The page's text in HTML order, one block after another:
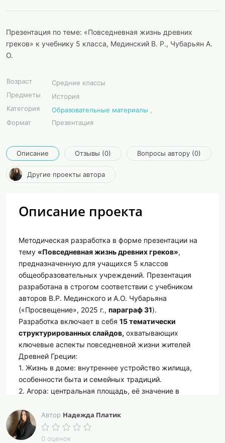
Презентация по теме: «Повседневная жизнь древних
греков» к учебнику 5 класса, Мединский В. Р., Чубарьян А.
О.
Возраст
Средние классы
Предметы
История
Категория
Образовательные материалы
Формат
Презентация
Описание Отзывы (0) Вопросы автору (0)
Другие проекты автора
Описание проекта
Методическая разработка в форме презентации на
тему «Повседневная жизнь древних греков»,
предназначенную для учащихся 5 классов
общеобразовательных учреждений. Презентация
разработана в строгом соответствии с учебником
авторов В.Р. Мединского и А.О. Чубарьяна
(«Просвещение», 2025 г., параграф 31).
Разработка включает в себя 15 тематически
структурированных слайдов, охватывающих
ключевые аспекты повседневной жизни жителей
Древней Греции:
1. Жизнь в доме: внутреннее устройство жилища,
особенности быта и семейных традиций.
2. Агора: центральная площадь, её значение в
3. Образование и воспитание детей.
Цель разработки- способствовать углубленному
пониманию учащимися особенностей социальной
Автор Надежда Платик
0 оценок